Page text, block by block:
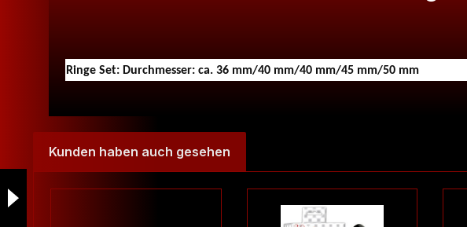
Ringe Set: Durchmesser: ca. 36 mm/40 mm/40 mm/45 mm/50 mm
Kunden haben auch gesehen